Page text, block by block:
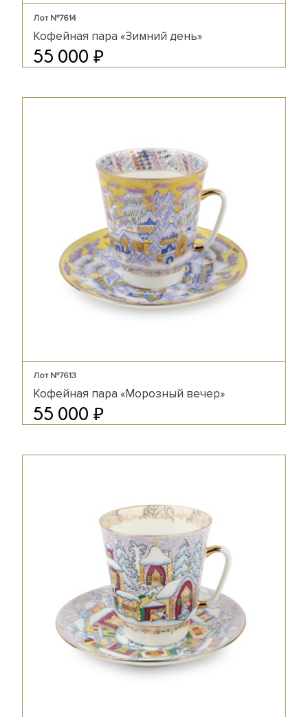
Лот №7614
Кофейная пара «Зимний день»
55 000 ₽
Лот №7613
Кофейная пара «Морозный вечер»
55 000 ₽